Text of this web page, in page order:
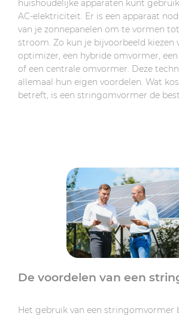
huishoudelijke apparaten kunt
AC-elektriciteit. Er is een apparaat
van je zonnepanelen om te vormen
stroom. Zo kun je bijvoorbeeld kiezen
optimizer, een hybride omvormer,
of een centrale omvormer. Deze
allemaal hun eigen voordelen. Wat
betreft, is een stringomvormer de
De voordelen van een
Het gebruik van een stringomvormer